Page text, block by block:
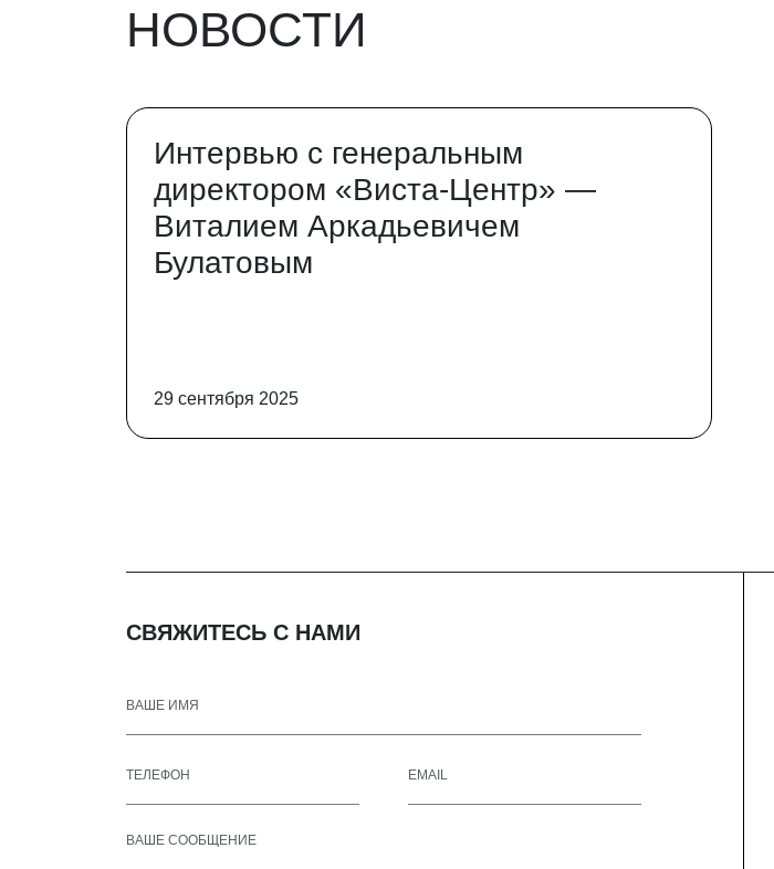
НОВОСТИ
Интервью с генеральным
директором «Виста-Центр» —
Виталием Аркадьевичем
Булатовым
29 сентября 2025
СВЯЖИТЕСЬ С НАМИ